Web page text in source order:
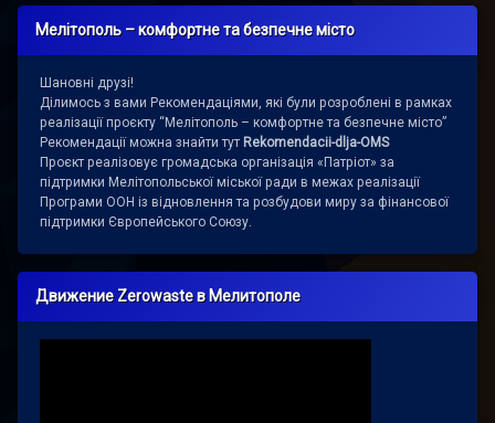
Мелітополь – комфортне та безпечне місто
Шановні друзі!
Ділимось з вами Рекомендаціями, які були розроблені в рамках
реалізації проєкту “Мелітополь – комфортне та безпечне місто”
Рекомендації можна знайти тут Rekomendacii-dlja-OMS
Проєкт реалізовує громадська організація «Патріот» за
підтримки Мелітопольської міської ради в межах реалізації
Програми ООН із відновлення та розбудови миру за фінансової
підтримки Європейського Союзу.
Движение Zerowaste в Мелитополе